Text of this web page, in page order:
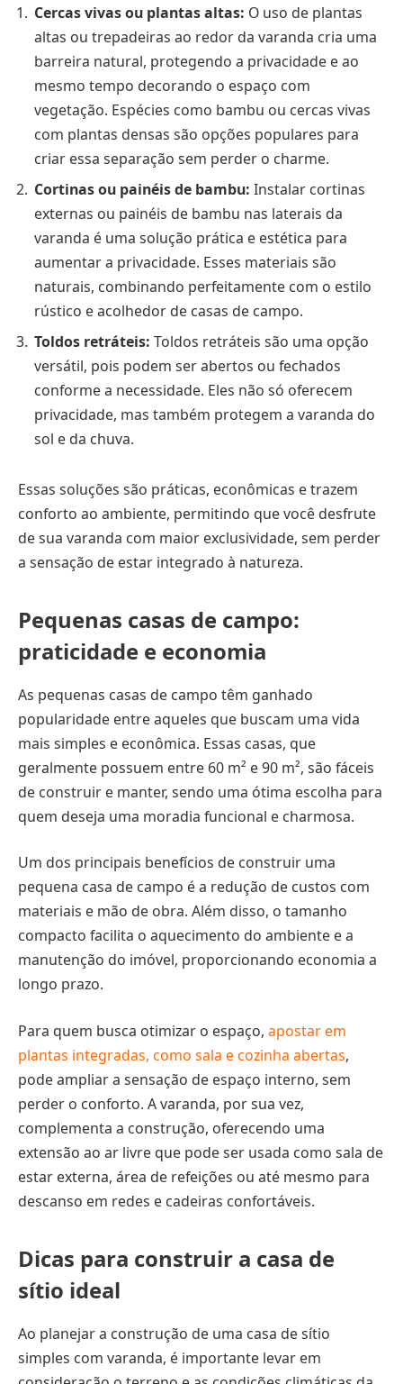
Cercas vivas ou plantas altas: O uso de plantas
altas ou trepadeiras ao redor da varanda cria uma
barreira natural, protegendo a privacidade e ao
mesmo tempo decorando o espaço com
vegetação. Espécies como bambu ou cercas vivas
com plantas densas são opções populares para
criar essa separação sem perder o charme.
Cortinas ou painéis de bambu: Instalar cortinas
externas ou painéis de bambu nas laterais da
varanda é uma solução prática e estética para
aumentar a privacidade. Esses materiais são
naturais, combinando perfeitamente com o estilo
rústico e acolhedor de casas de campo.
Toldos retráteis: Toldos retráteis são uma opção
versátil, pois podem ser abertos ou fechados
conforme a necessidade. Eles não só oferecem
privacidade, mas também protegem a varanda do
sol e da chuva.
Essas soluções são práticas, econômicas e trazem
conforto ao ambiente, permitindo que você desfrute
de sua varanda com maior exclusividade, sem perder
a sensação de estar integrado à natureza.
Pequenas casas de campo:
praticidade e economia
As pequenas casas de campo têm ganhado
popularidade entre aqueles que buscam uma vida
mais simples e econômica. Essas casas, que
geralmente possuem entre 60 m² e 90 m², são fáceis
de construir e manter, sendo uma ótima escolha para
quem deseja uma moradia funcional e charmosa.
Um dos principais benefícios de construir uma
pequena casa de campo é a redução de custos com
materiais e mão de obra. Além disso, o tamanho
compacto facilita o aquecimento do ambiente e a
manutenção do imóvel, proporcionando economia a
longo prazo.
Para quem busca otimizar o espaço, apostar em
plantas integradas, como sala e cozinha abertas,
pode ampliar a sensação de espaço interno, sem
perder o conforto. A varanda, por sua vez,
complementa a construção, oferecendo uma
extensão ao ar livre que pode ser usada como sala de
estar externa, área de refeições ou até mesmo para
descanso em redes e cadeiras confortáveis.
Dicas para construir a casa de
sítio ideal
Ao planejar a construção de uma casa de sítio
simples com varanda, é importante levar em